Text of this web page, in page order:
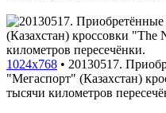
1024x768 • 20130517.
"Мегаспорт" (Казахстан)
тысячи километров